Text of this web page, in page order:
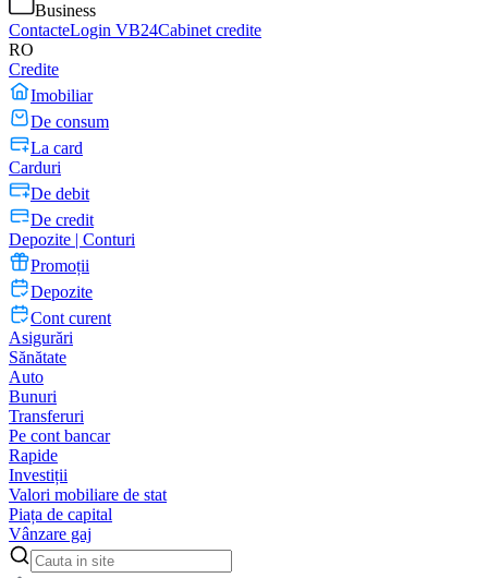
Business
ContacteLogin VB24Cabinet credite
RO
Credite
Imobiliar
De consum
La card
Carduri
De debit
De credit
Depozite | Conturi
Promoții
Depozite
Cont curent
Asigurări
Sănătate
Auto
Bunuri
Transferuri
Pe cont bancar
Rapide
Investiții
Valori mobiliare de stat
Piața de capital
Vânzare gaj